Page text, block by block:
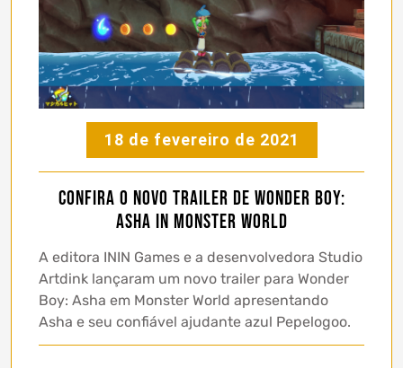
18 de fevereiro de 2021
Confira o novo trailer de Wonder Boy:
Asha in Monster World
A editora ININ Games e a desenvolvedora Studio
Artdink lançaram um novo trailer para Wonder
Boy: Asha em Monster World apresentando
Asha e seu confiável ajudante azul Pepelogoo.